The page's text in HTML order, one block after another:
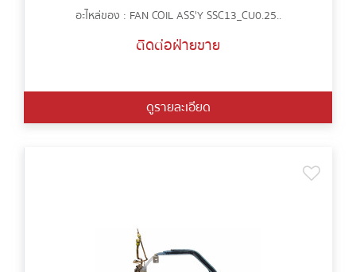
อะไหล่ของ : FAN COIL ASS'Y SSC13_CU0.25..
ติดต่อฝ่ายขาย
ดูรายละเอียด